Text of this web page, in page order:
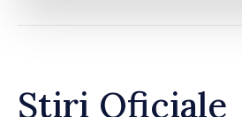
Știri Oficiale